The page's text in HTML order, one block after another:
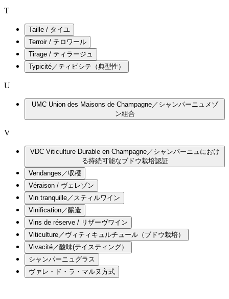
T
Taille / タイユ
Terroir / テロワール
Tirage / ティラージュ
Typicité／ティピシテ（典型性）
U
UMC Union des Maisons de Champagne／シャンパーニュメゾ
ン組合
V
VDC Viticulture Durable en Champagne／シャンパーニュにおけ
る持続可能なブドウ栽培認証
Vendanges／収穫
Véraison / ヴェレゾン
Vin tranquille／スティルワイン
Vinification／醸造
Vins de réserve / リザーヴワイン
Viticulture／ヴィティキュルチュール（ブドウ栽培）
Vivacité／酸味(テイスティング）
シャンパーニュグラス
ヴァレ・ド・ラ・マルヌ方式